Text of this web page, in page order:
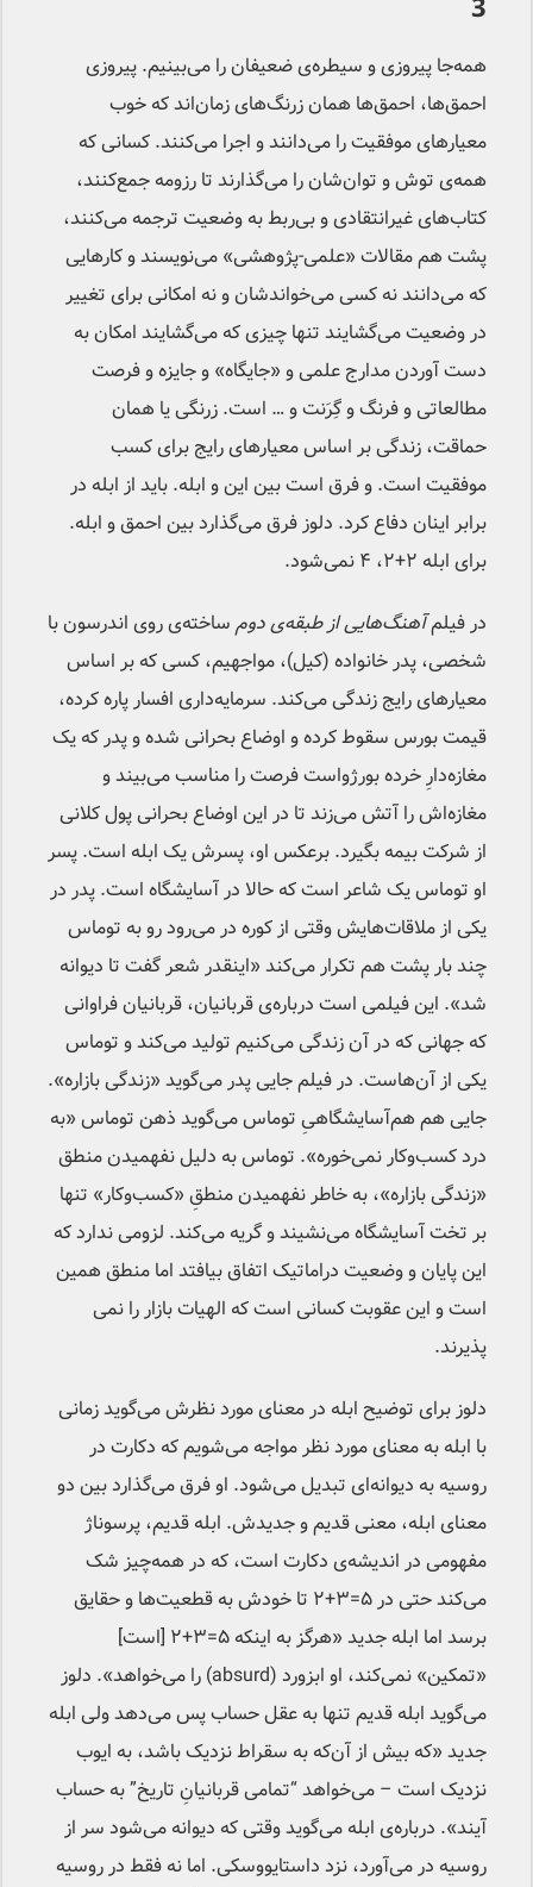
3
همه‌جا پیروزی و سیطره‌ی ضعیفان را می‌بینیم. پیروزی
احمق‌ها، احمق‌ها همان زرنگ‌های زمان‌اند که خوب
معیارهای موفقیت را می‌دانند و اجرا می‌کنند. کسانی که
همه‌ی توش و توان‌شان را می‌گذارند تا رزومه جمع‌کنند،
کتاب‌های غیرانتقادی و بی‌ربط به وضعیت ترجمه می‌کنند،
پشت هم مقالات «علمی-پژوهشی» می‌نویسند و کارهایی
که می‌دانند نه کسی می‌خواندشان و نه امکانی برای تغییر
در وضعیت می‌گشایند تنها چیزی که می‌گشایند امکان به
دست آوردن مدارج علمی و «جایگاه» و جایزه و فرصت
مطالعاتی و فرنگ و گِرَنت و … است. زرنگی یا همان
حماقت، زندگی بر اساس معیارهای رایج برای کسب
موفقیت است. و فرق است بین این و ابله. باید از ابله در
برابر اینان دفاع کرد. دلوز فرق می‌گذارد بین احمق و ابله.
برای ابله ۲+۲، ۴ نمی‌شود.
در فیلمآهنگ‌هایی از طبقه‌ی دوم ساخته‌ی روی اندرسون با
شخصی، پدر خانواده (کیل)، مواجهیم، کسی که بر اساس
معیارهای رایج زندگی می‌کند. سرمایه‌داری افسار پاره کرده،
قیمت بورس سقوط کرده و اوضاع بحرانی شده و پدر که یک
مغازه‌دارِ خرده بورژواست فرصت را مناسب می‌بیند و
مغازه‌اش را آتش می‌زند تا در این اوضاع بحرانی پول کلانی
از شرکت بیمه بگیرد. برعکس او، پسرش یک ابله است. پسر
او توماس یک شاعر است که حالا در آسایشگاه است. پدر در
یکی از ملاقات‌هایش وقتی از کوره در می‌رود رو به توماس
چند بار پشت هم تکرار می‌کند «اینقدر شعر گفت تا دیوانه
شد». این فیلمی است درباره‌ی قربانیان، قربانیان فراوانی
که جهانی که در آن زندگی می‌کنیم تولید می‌کند و توماس
یکی از آن‌هاست. در فیلم جایی پدر می‌گوید «زندگی بازاره».
جایی هم هم‌آسایشگاهیِ توماس می‌گوید ذهن توماس «به
درد کسب‌و‌کار نمی‌خوره». توماس به دلیل نفهمیدن منطق
«زندگی بازاره»، به خاطر نفهمیدن منطقِ «کسب‌وکار» تنها
بر تخت آسایشگاه می‌نشیند و گریه می‌کند. لزومی ندارد که
این پایان و وضعیت دراماتیک اتفاق بیافتد اما منطق همین
است و این عقوبت کسانی است که الهیات بازار را نمی
پذیرند.
دلوز برای توضیح ابله در معنای مورد نظرش می‌گوید زمانی
با ابله به معنای مورد نظر مواجه می‌شویم که دکارت در
روسیه به دیوانه‌ای تبدیل می‌شود. او فرق می‌گذارد بین دو
معنای ابله، معنی قدیم و جدیدش. ابله قدیم، پرسوناژ
مفهومی در اندیشه‌ی دکارت است، که در همه‌چیز شک
می‌کند حتی در ۵=۳+۲ تا خودش به قطعیت‌ها و حقایق
برسد اما ابله جدید «هرگز به اینکه ۵=۳+۲ [است]
«تمکین» نمی‌کند، او ابزورد (absurd) را می‌خواهد». دلوز
می‌گوید ابله قدیم تنها به عقل حساب پس می‌دهد ولی ابله
جدید «که بیش از آن‌که به سقراط نزدیک باشد، به ایوب
نزدیک است – می‌خواهد “تمامی قربانیانِ تاریخ” به حساب
آیند». درباره‌ی ابله می‌گوید وقتی که دیوانه می‌شود سر از
روسیه در می‌آورد، نزد داستایووسکی. اما نه فقط در روسیه